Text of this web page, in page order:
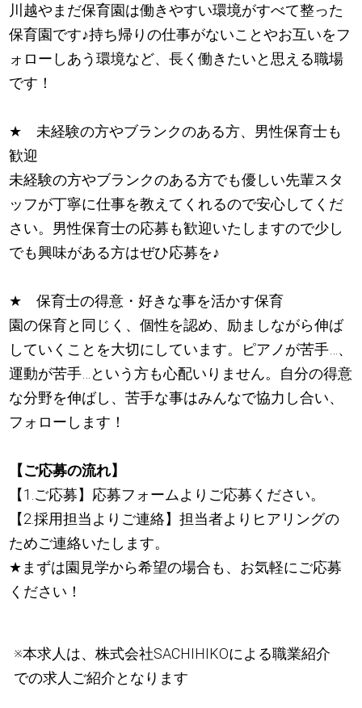
川越やまだ保育園は働きやすい環境がすべて整った
保育園です♪持ち帰りの仕事がないことやお互いをフ
ォローしあう環境など、長く働きたいと思える職場
です！
★ 未経験の方やブランクのある方、男性保育士も
歓迎
未経験の方やブランクのある方でも優しい先輩スタ
ッフが丁寧に仕事を教えてくれるので安心してくだ
さい。男性保育士の応募も歓迎いたしますので少し
でも興味がある方はぜひ応募を♪
★ 保育士の得意・好きな事を活かす保育
園の保育と同じく、個性を認め、励ましながら伸ば
していくことを大切にしています。ピアノが苦手…、
運動が苦手…という方も心配いりません。自分の得意
な分野を伸ばし、苦手な事はみんなで協力し合い、
フォローします！
【ご応募の流れ】
【1.ご応募】応募フォームよりご応募ください。
【2.採用担当よりご連絡】担当者よりヒアリングの
ためご連絡いたします。
★ まずは園見学から希望の場合も、お気軽にご応募
ください！
※本求人は、株式会社SACHIHIKOによる職業紹介
での求人ご紹介となります